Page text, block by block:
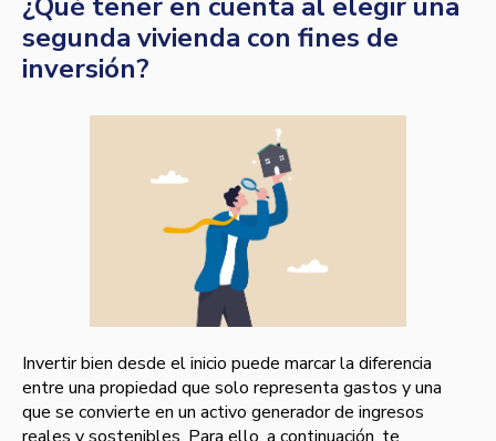
¿Qué tener en cuenta al elegir una
segunda vivienda con fines de
inversión?
Invertir bien desde el inicio puede marcar la diferencia
entre una propiedad que solo representa gastos y una
que se convierte en un activo generador de ingresos